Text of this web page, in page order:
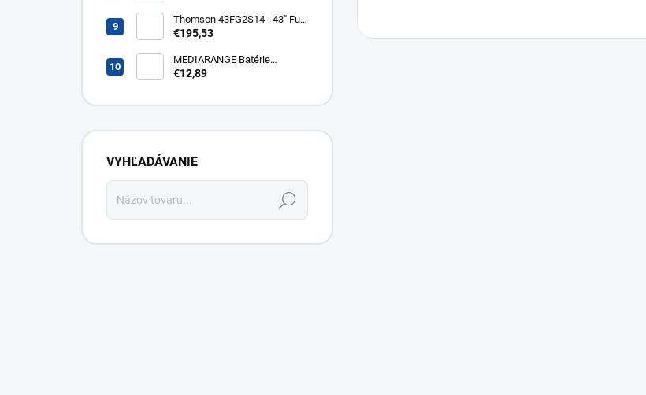
Thomson 43FG2S14 - 43" Full
HD, Google TV, LED, čierny
€195,53
MEDIARANGE Batérie
nabíjateľné AAA, USB-C, 4ks
€12,89
VYHĽADÁVANIE
Hľadať